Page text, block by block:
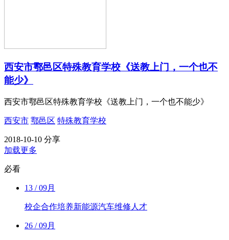
西安市鄠邑区特殊教育学校《送教上门，一个也不
能少》
西安市鄠邑区特殊教育学校《送教上门，一个也不能少》
西安市 鄠邑区 特殊教育学校
2018-10-10 分享
加载更多
必看
13 / 09月
校企合作培养新能源汽车维修人才
26 / 09月